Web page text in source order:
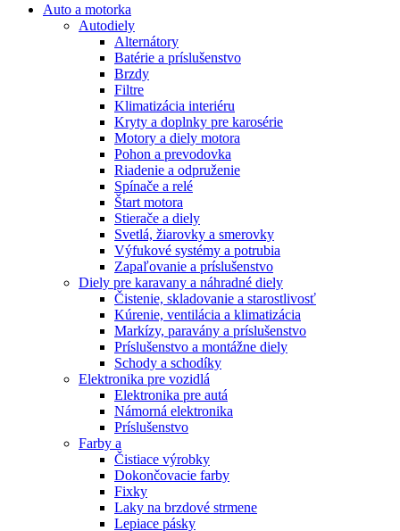
Auto a motorka
Autodiely
Alternátory
Batérie a príslušenstvo
Brzdy
Filtre
Klimatizácia interiéru
Kryty a doplnky pre karosérie
Motory a diely motora
Pohon a prevodovka
Riadenie a odpruženie
Spínače a relé
Štart motora
Stierače a diely
Svetlá, žiarovky a smerovky
Výfukové systémy a potrubia
Zapaľovanie a príslušenstvo
Diely pre karavany a náhradné diely
Čistenie, skladovanie a starostlivosť
Kúrenie, ventilácia a klimatizácia
Markízy, paravány a príslušenstvo
Príslušenstvo a montážne diely
Schody a schodíky
Elektronika pre vozidlá
Elektronika pre autá
Námorná elektronika
Príslušenstvo
Farby a
Čistiace výrobky
Dokončovacie farby
Fixky
Laky na brzdové strmene
Lepiace pásky